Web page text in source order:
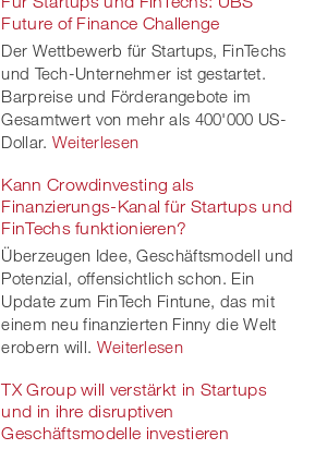
Future of Finance Challenge
Der Wettbewerb für Startups, FinTechs
und Tech-Unternehmer ist gestartet.
Barpreise und Förderangebote im
Gesamtwert von mehr als 400'000 US-
Dollar. Weiterlesen
Kann Crowdinvesting als
Finanzierungs-Kanal für Startups und
FinTechs funktionieren?
Überzeugen Idee, Geschäftsmodell und
Potenzial, offensichtlich schon. Ein
Update zum FinTech Fintune, das mit
einem neu finanzierten Finny die Welt
erobern will. Weiterlesen
TX Group will verstärkt in Startups
und in ihre disruptiven
Geschäftsmodelle investieren